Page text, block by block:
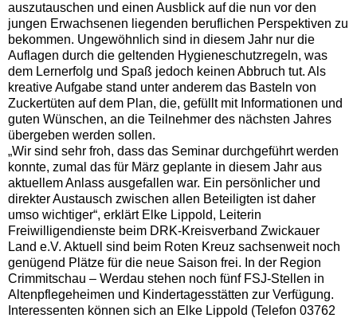
auszutauschen und einen Ausblick auf die nun vor den
jungen Erwachsenen liegenden beruflichen Perspektiven zu
bekommen. Ungewöhnlich sind in diesem Jahr nur die
Auflagen durch die geltenden Hygieneschutzregeln, was
dem Lernerfolg und Spaß jedoch keinen Abbruch tut. Als
kreative Aufgabe stand unter anderem das Basteln von
Zuckertüten auf dem Plan, die, gefüllt mit Informationen und
guten Wünschen, an die Teilnehmer des nächsten Jahres
übergeben werden sollen.
„Wir sind sehr froh, dass das Seminar durchgeführt werden
konnte, zumal das für März geplante in diesem Jahr aus
aktuellem Anlass ausgefallen war. Ein persönlicher und
direkter Austausch zwischen allen Beteiligten ist daher
umso wichtiger“, erklärt Elke Lippold, Leiterin
Freiwilligendienste beim DRK-Kreisverband Zwickauer
Land e.V. Aktuell sind beim Roten Kreuz sachsenweit noch
genügend Plätze für die neue Saison frei. In der Region
Crimmitschau – Werdau stehen noch fünf FSJ-Stellen in
Altenpflegeheimen und Kindertagesstätten zur Verfügung.
Interessenten können sich an Elke Lippold (Telefon 03762